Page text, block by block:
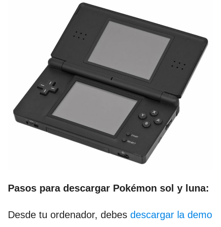
Pasos para descargar Pokémon sol y luna:
Desde tu ordenador, debes descargar la demo